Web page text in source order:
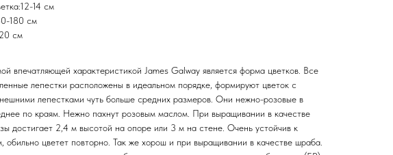
14 см
180 см
см
впечатляющей характеристикой James Galway является форма цветков. Все
лепестки расположены в идеальном порядке, формируют цветок с
лепестками чуть больше средних размеров. Они нежно-розовые в
по краям. Нежно пахнут розовым маслом. При выращивании в качестве
достигает 2,4 м высотой на опоре или 3 м на стене. Очень устойчив к
обильно цветет повторно. Так же хорош и при выращивании в качестве шраба.